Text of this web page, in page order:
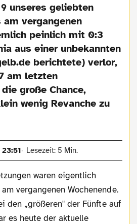
unseres geliebten
vergangenen
peinlich mit 0:3
aus einer unbekannten
berichtete) verlor,
am letzten
große Chance,
wenig Revanche zu
Lesezeit: 5 Min.
waren eigentlich
vergangenen Wochenende.
den „größeren" der Fünfte auf
es heute der aktuelle